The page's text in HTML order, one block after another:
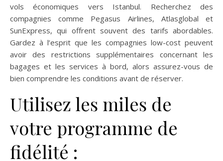
vols économiques vers Istanbul. Recherchez des
compagnies comme Pegasus Airlines, Atlasglobal et
SunExpress, qui offrent souvent des tarifs abordables.
Gardez à l’esprit que les compagnies low-cost peuvent
avoir des restrictions supplémentaires concernant les
bagages et les services à bord, alors assurez-vous de
bien comprendre les conditions avant de réserver.
Utilisez les miles de
votre programme de
fidélité :